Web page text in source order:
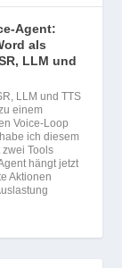
Agent:
als
LLM und
LLM und TTS
einem
Voice-Loop
ich diesem
Tools
hängt jetzt
Aktionen